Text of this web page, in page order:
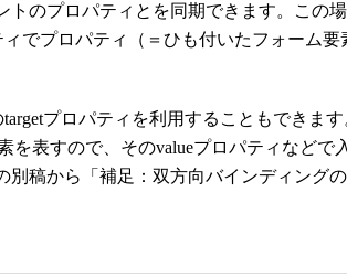
のプロパティとを同期できます。この場
でプロパティ（＝ひも付いたフォーム要
プロパティを利用することもできます
を表すので、そのvalueプロパティなどで
別稿から「補足：双方向バインディング